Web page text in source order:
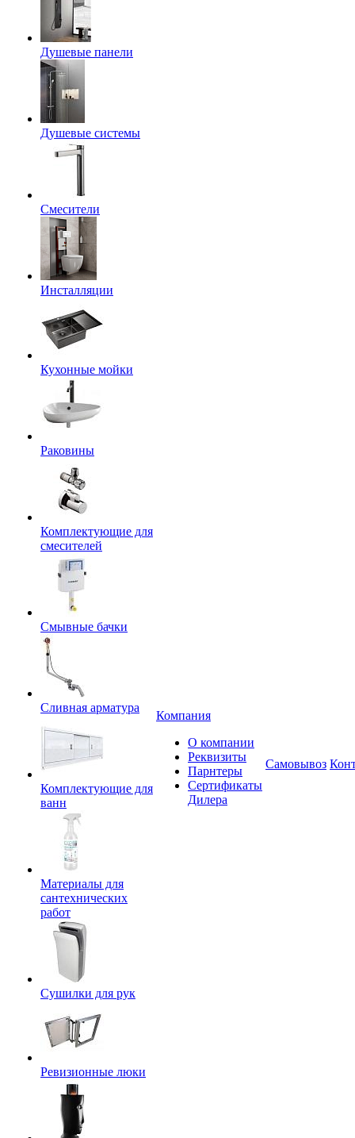
Душевые панели
Душевые системы
Смесители
Инсталляции
Кухонные мойки
Раковины
Комплектующие для
смесителей
Смывные бачки
Сливная арматура
Комплектующие для
ванн
Материалы для
сантехнических
работ
Сушилки для рук
Ревизионные люки
Компания
О компании
Реквизиты
Парнтеры
Сертификаты
Дилера
Самовывоз